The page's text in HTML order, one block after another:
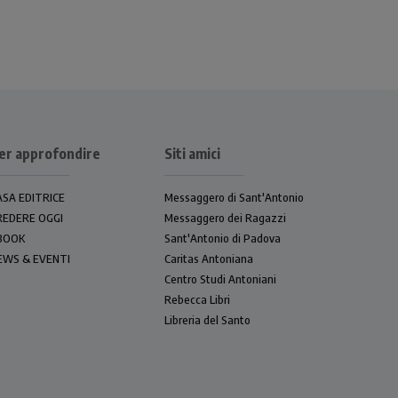
approfondire
EDITRICE
OGGI
& EVENTI
Siti amici
Messaggero di Sant'Antonio
Messaggero dei Ragazzi
Sant'Antonio di Padova
Caritas Antoniana
Centro Studi Antoniani
Rebecca Libri
Libreria del Santo